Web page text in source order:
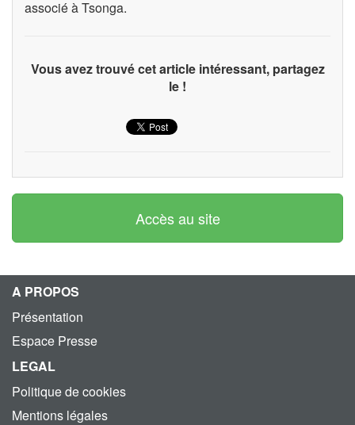
associé à Tsonga.
Vous avez trouvé cet article intéressant, partagez
le !
Accès au site
A PROPOS
Présentation
Espace Presse
LEGAL
Politique de cookies
Mentions légales